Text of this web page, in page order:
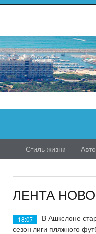
Стиль жизни
ЛЕНТА
18:07
В Ашкелоне
сезон лиги пляжного